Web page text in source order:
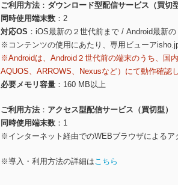
ご利用方法
ダウンロード型配信サービス（買切型
同時使用端末数
2
対応OS
iOS最新の２世代前まで / Android最新
※コンテンツの使用にあたり、専用ビューア
※Androidは、Android２世代前の端末のうち、国
AQUOS、ARROWS、Nexusなど）にて動作確認
必要メモリ容量
160 MB以上
ご利用方法
アクセス型配信サービス（買切型）
同時使用端末数
1
※インターネット経由でのWEBブラウザによるア
※導入・利用方法の詳細はこちら